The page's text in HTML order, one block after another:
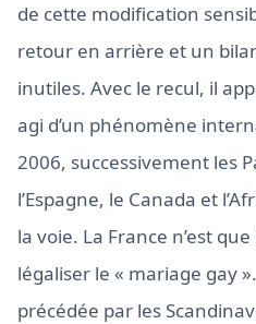
de cette modification
retour en arrière et un
inutiles. Avec le recul, il
agi d’un phénomène
2006, successivement les
l’Espagne, le Canada et
la voie. La France n’est
légaliser le « mariage gay
précédée par les